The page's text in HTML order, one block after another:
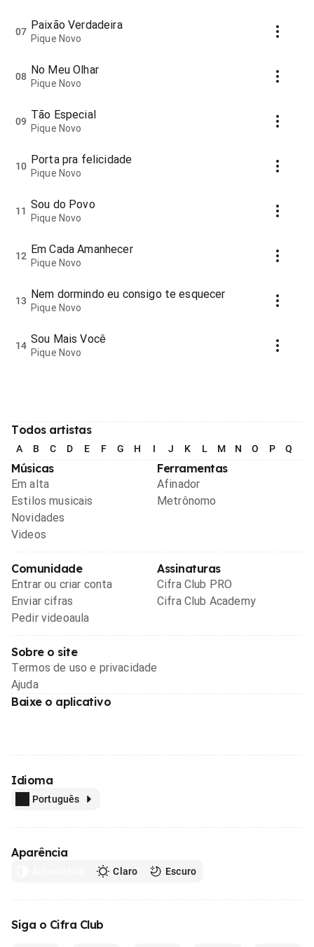
07 Paixão Verdadeira
Pique Novo
08 No Meu Olhar
Pique Novo
09 Tão Especial
Pique Novo
10 Porta pra felicidade
Pique Novo
11 Sou do Povo
Pique Novo
12 Em Cada Amanhecer
Pique Novo
13 Nem dormindo eu consigo te esquecer
Pique Novo
14 Sou Mais Você
Pique Novo
Todos artistas
A B C D E F G H I J K L M N O P Q
Músicas
Em alta
Estilos musicais
Novidades
Videos
Ferramentas
Afinador
Metrônomo
Comunidade
Entrar ou criar conta
Enviar cifras
Pedir videoaula
Assinaturas
Cifra Club PRO
Cifra Club Academy
Sobre o site
Termos de uso e privacidade
Ajuda
Baixe o aplicativo
Idioma
Português
Aparência
Claro Escuro
Siga o Cifra Club